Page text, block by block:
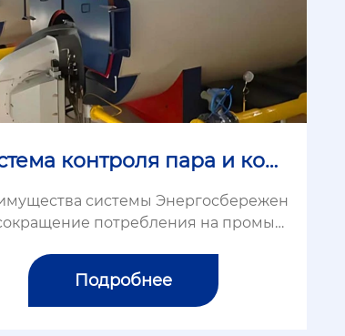
контроля пара и кон
денсата
системы Энергосбережен
потребления на промыш
национальной политикой страны и
мерой для предприятий по сни
жению зат...
Подробнее